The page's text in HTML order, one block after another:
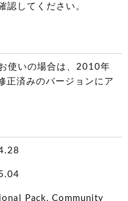
認してください。
使いの場合は、2010年
正済みのバージョンにア
Pack, Community